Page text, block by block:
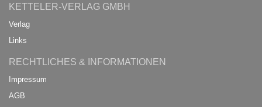
KETTELER-VERLAG GMBH
Verlag
Links
RECHTLICHES & INFORMATIONEN
Impressum
AGB